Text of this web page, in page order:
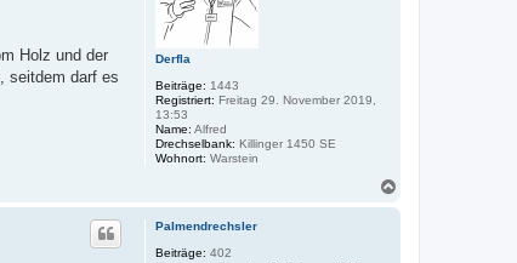
Derfla
Beiträge: 1443
Registriert: Freitag 29. November 2019,
13:53
Name: Alfred
Drechselbank: Killinger 1450 SE
Wohnort: Warstein
Holz und der
seitdem darf es
Palmendrechsler
Beiträge: 402